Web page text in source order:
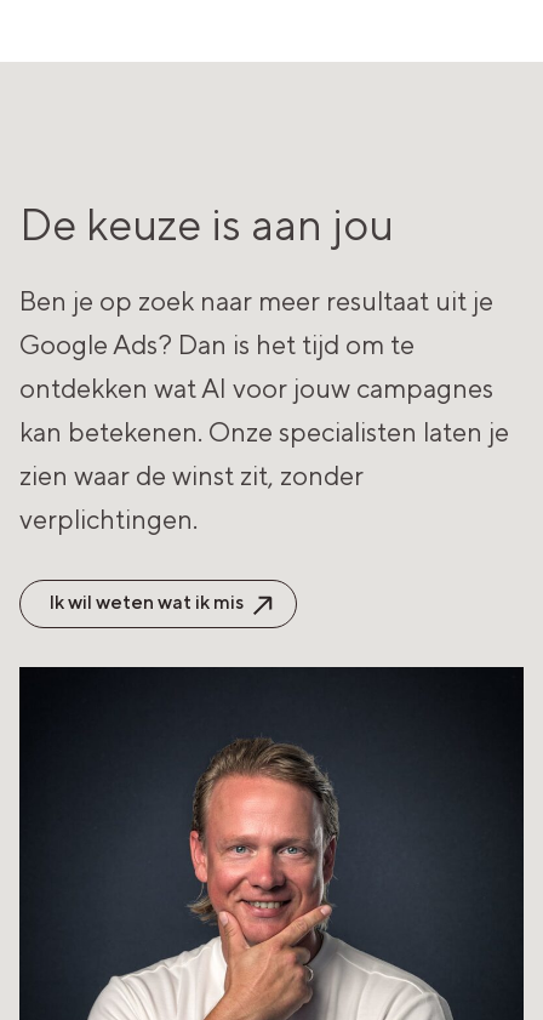
De keuze is aan jou
Ben je op zoek naar meer resultaat uit je
Google Ads? Dan is het tijd om te
ontdekken wat AI voor jouw campagnes
kan betekenen. Onze specialisten laten je
zien waar de winst zit, zonder
verplichtingen.
Ik wil weten wat ik mis